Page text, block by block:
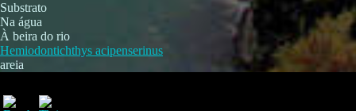
Substrato
Na água
À beira do rio
Hemiodontichthys acipenserinus
areia